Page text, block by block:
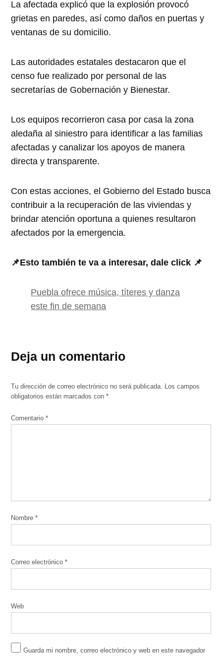
La afectada explicó que la explosión provocó
grietas en paredes, así como daños en puertas y
ventanas de su domicilio.
Las autoridades estatales destacaron que el
censo fue realizado por personal de las
secretarías de Gobernación y Bienestar.
Los equipos recorrieron casa por casa la zona
aledaña al siniestro para identificar a las familias
afectadas y canalizar los apoyos de manera
directa y transparente.
Con estas acciones, el Gobierno del Estado busca
contribuir a la recuperación de las viviendas y
brindar atención oportuna a quienes resultaron
afectados por la emergencia.
📌Esto también te va a interesar, dale click 📌
Puebla ofrece música, títeres y danza
este fin de semana
Deja un comentario
Tu dirección de correo electrónico no será publicada. Los campos
obligatorios están marcados con*
Comentario*
Nombre*
Correo electrónico*
Web
Guarda mi nombre, correo electrónico y web en este navegador